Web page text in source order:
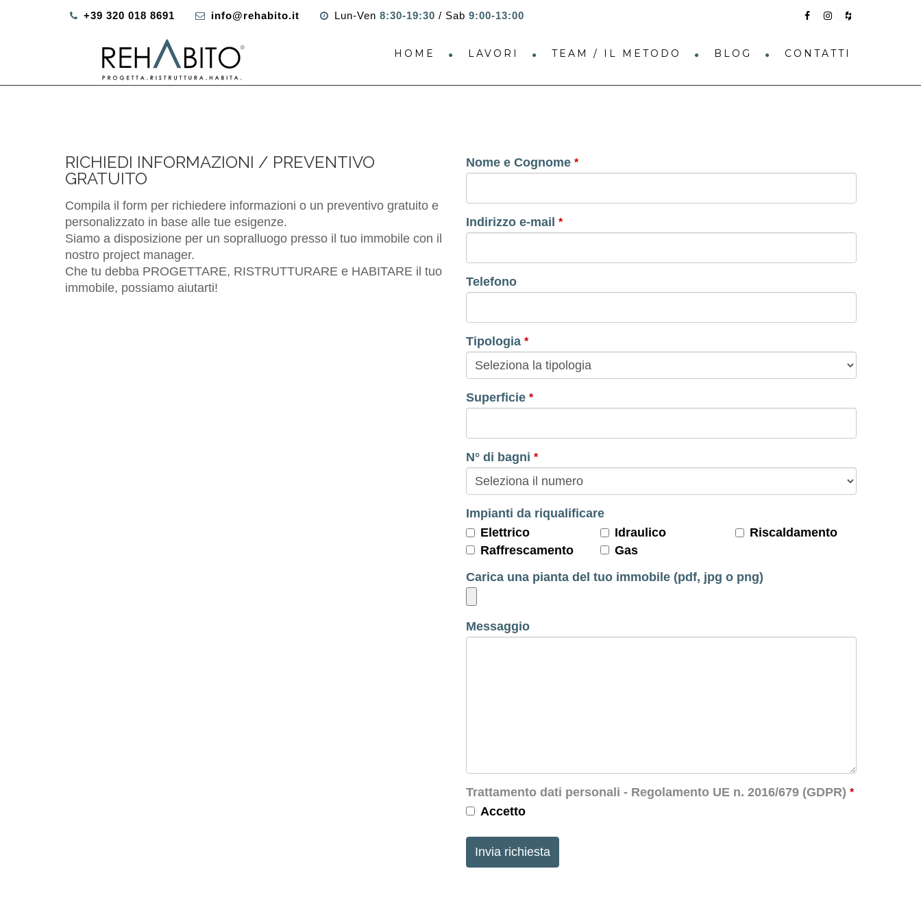
+39 320 018 8691 info@rehabito.it Lun-Ven 8:30-19:30 / Sab 9:00-13:00
HOME LAVORI TEAM / IL METODO BLOG CONTATTI
RICHIEDI INFORMAZIONI / PREVENTIVO
GRATUITO
Compila il form per richiedere informazioni o un preventivo gratuito e
personalizzato in base alle tue esigenze.
Siamo a disposizione per un sopralluogo presso il tuo immobile con il
nostro project manager.
Che tu debba PROGETTARE, RISTRUTTURARE e HABITARE il tuo
immobile, possiamo aiutarti!
Nome e Cognome *
Indirizzo e-mail *
Telefono
Tipologia *
Superficie *
N° di bagni *
Impianti da riqualificare
Elettrico
Idraulico
Riscaldamento
Raffrescamento
Gas
Carica una pianta del tuo immobile (pdf, jpg o png)
Messaggio
Trattamento dati personali - Regolamento UE n. 2016/679 (GDPR) *
Accetto
Invia richiesta